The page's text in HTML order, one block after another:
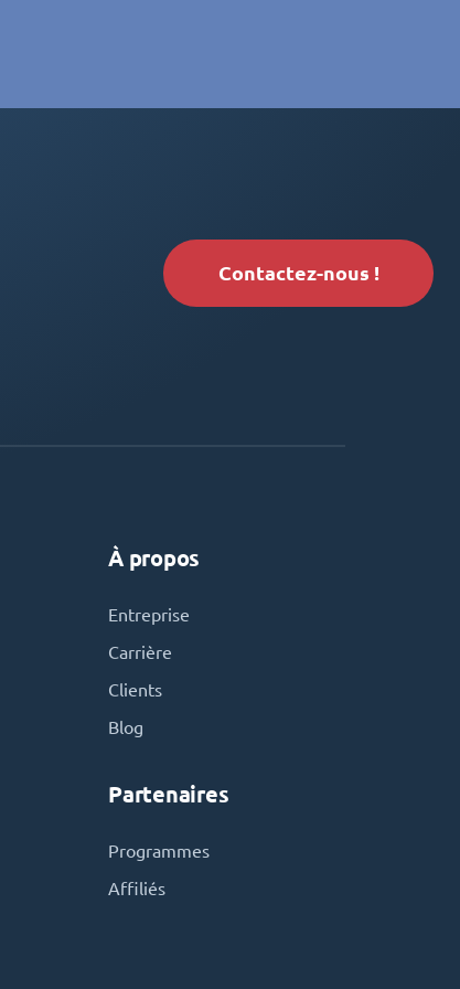
Contactez-nous !
À propos
Entreprise
Carrière
Clients
Blog
Partenaires
Programmes
Affiliés